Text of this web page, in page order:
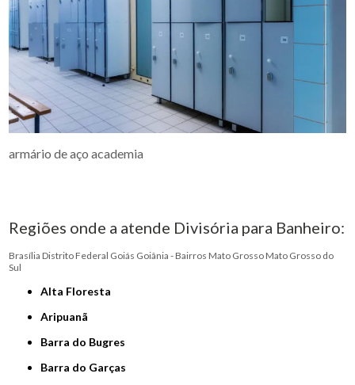
armário de aço academia
Regiões onde a atende Divisória para Banheiro:
Brasília Distrito Federal Goiás Goiânia - Bairros Mato Grosso Mato Grosso do
Sul
Alta Floresta
Aripuanã
Barra do Bugres
Barra do Garças